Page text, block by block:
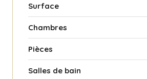
Surface
Chambres
Pièces
Salles de bain